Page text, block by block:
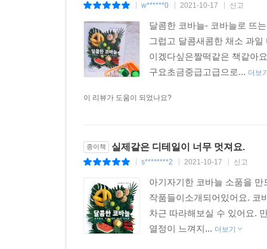
w******0 2021-10-17 신고
달콤한 코바늘- 코바늘로 뜨
그럽고 달콤새콤한 채소 과
이겠다싶은짤떡같은 책같아
구요초금중급고급으로... 더보
이 리뷰가 도움이 되었나요?
종이책 실제같은 디테일이 너무 멋져요.
s********2 2021-10-17 신고
아기자기한 코바늘 소품을
작품들이소개되어있어요. 코
차근 따라해보실 수 있어요.
열정이 느껴지... 더보기